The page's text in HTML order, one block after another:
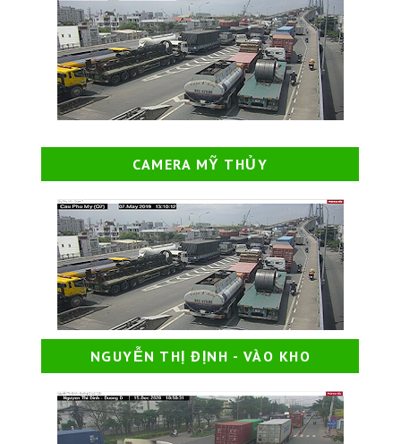
CAMERA MỸ THỦY
NGUYỄN THỊ ĐỊNH - VÀO KHO